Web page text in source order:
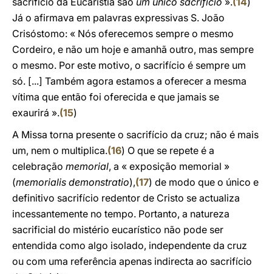
Já o afirmava em palavras expressivas S. João
Crisóstomo: « Nós oferecemos sempre o mesmo
Cordeiro, e não um hoje e amanhã outro, mas sempre
o mesmo. Por este motivo, o sacrifício é sempre um
só. [...] Também agora estamos a oferecer a mesma
vítima que então foi oferecida e que jamais se
exaurirá ».(15)
A Missa torna presente o sacrifício da cruz; não é mais
um, nem o multiplica.(16) O que se repete é a
celebração memorial, a « exposição memorial »
(memorialis demonstratio),(17) de modo que o único e
definitivo sacrifício redentor de Cristo se actualiza
incessantemente no tempo. Portanto, a natureza
sacrificial do mistério eucarístico não pode ser
entendida como algo isolado, independente da cruz
ou com uma referência apenas indirecta ao sacrifício